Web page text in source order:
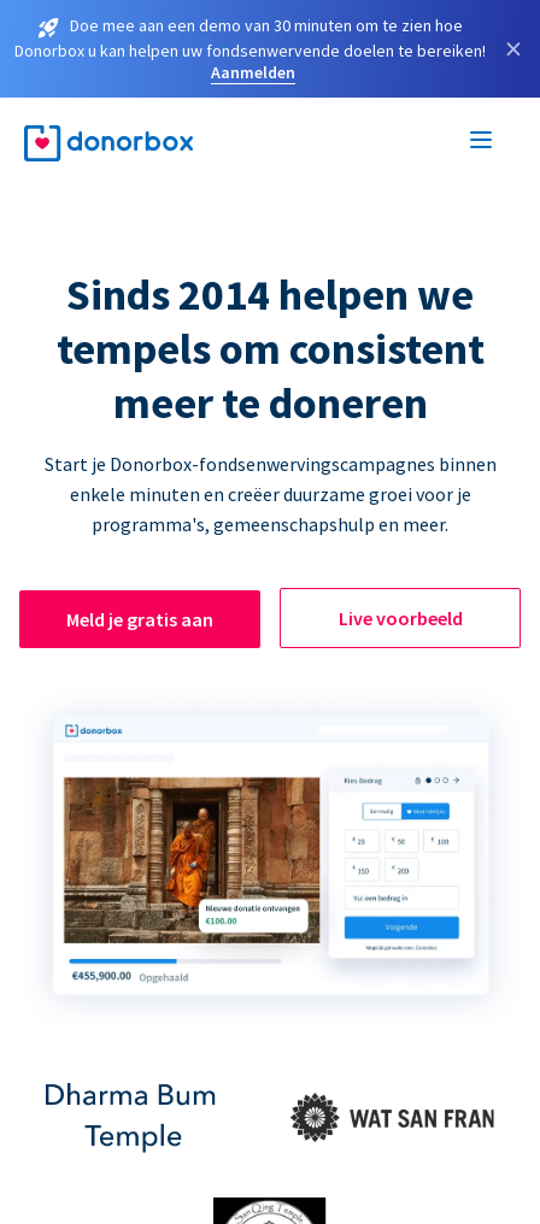
Doe mee aan een demo van 30 minuten om te zien hoe
Donorbox u kan helpen uw fondsenwervende doelen te bereiken!
Aanmelden
×
Sinds 2014 helpen we
tempels om consistent
meer te doneren
Start je Donorbox-fondsenwervingscampagnes binnen
enkele minuten en creëer duurzame groei voor je
programma's, gemeenschapshulp en meer.
Meld je gratis aan Live voorbeeld